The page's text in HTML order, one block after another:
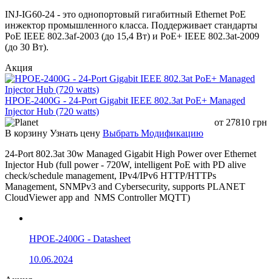
Compliance
FCC, CE
Environment Specifications
Operating Temperature 0~ 50 degrees C
Storage Temperature
Humidity
Standard Accessories
Package Contents
User’s manual x 1
External female plug cables x 2:
5.5/2.5mm to 5.5/2.5mm
5.5/2.5mm to 5.5/2.1mm
INJ-IG60-24 - это однопортовый гигабитный Ethernet PoE
инжектор промышленного класса. Поддерживает стандарты
PoE IEEE 802.3af-2003 (до 15,4 Вт) и PoE+ IEEE 802.3at-2009
(до 30 Вт).
Акция
HPOE-2400G - 24-Port Gigabit IEEE 802.3at PoE+ Managed
Injector Hub (720 watts)
от 27810 грн
В корзину Узнать цену Выбрать Модификацию
24-Port 802.3at 30w Managed Gigabit High Power over Ethernet
Injector Hub (full power - 720W, intelligent PoE with PD alive
check/schedule management, IPv4/IPv6 HTTP/HTTPs
Management, SNMPv3 and Cybersecurity, supports PLANET
CloudViewer app and NMS Controller MQTT)
HPOE-2400G - Datasheet
10.06.2024